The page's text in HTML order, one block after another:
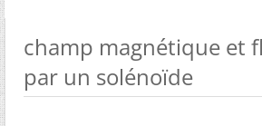
champ magnétique et
par un solénoïde